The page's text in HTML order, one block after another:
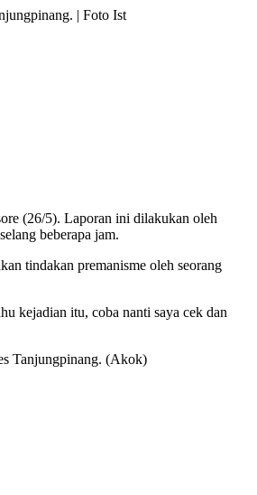
| Foto Ist
(26/5). Laporan ini dilakukan oleh
beberapa jam.
tindakan premanisme oleh seorang
kejadian itu, coba nanti saya cek dan
Tanjungpinang. (Akok)